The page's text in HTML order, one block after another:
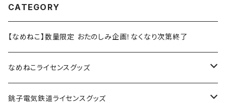
CATEGORY
【なめねこ】数量限定 おたのしみ企画！なくなり次第終了
なめねこライセンスグッズ
Tシャツ
銚子電気鉄道ライセンスグッズ